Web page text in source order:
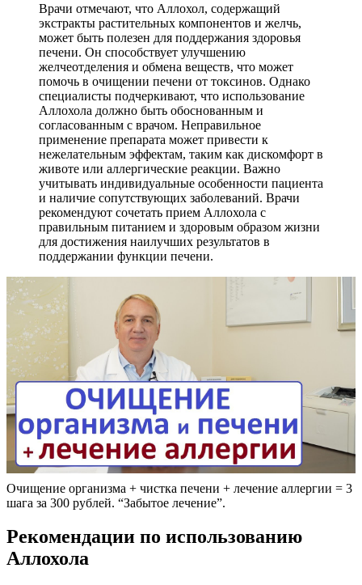
Врачи отмечают, что Аллохол, содержащий
экстракты растительных компонентов и желчь,
может быть полезен для поддержания здоровья
печени. Он способствует улучшению
желчеотделения и обмена веществ, что может
помочь в очищении печени от токсинов. Однако
специалисты подчеркивают, что использование
Аллохола должно быть обоснованным и
согласованным с врачом. Неправильное
применение препарата может привести к
нежелательным эффектам, таким как дискомфорт в
животе или аллергические реакции. Важно
учитывать индивидуальные особенности пациента
и наличие сопутствующих заболеваний. Врачи
рекомендуют сочетать прием Аллохола с
правильным питанием и здоровым образом жизни
для достижения наилучших результатов в
поддержании функции печени.
Очищение организма + чистка печени + лечение аллергии = 3
шага за 300 рублей. “Забытое лечение”.
Рекомендации по использованию
Аллохола